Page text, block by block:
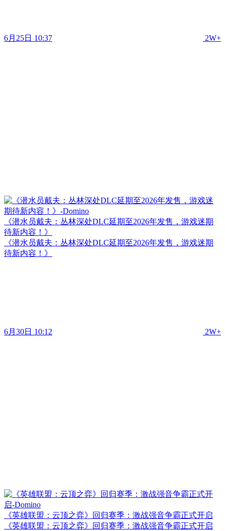
6月25日 10:37 2W+
《潜水员戴夫：丛林深处DLC延期至2026年发售，游戏迷期
待新内容！》
《潜水员戴夫：丛林深处DLC延期至2026年发售，游戏迷期
待新内容！》
6月30日 10:12 2W+
《英雄联盟：云顶之弈》回归赛季：激战强音争霸正式开启
《英雄联盟：云顶之弈》回归赛季：激战强音争霸正式开启